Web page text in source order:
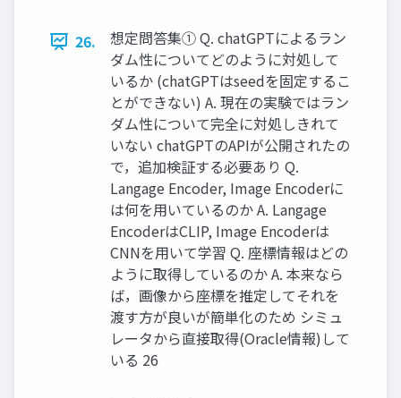
26.
想定問答集① Q. chatGPTによるラン
ダム性についてどのように対処して
いるか (chatGPTはseedを固定するこ
とができない) A. 現在の実験ではラン
ダム性について完全に対処しきれて
いない chatGPTのAPIが公開されたの
で，追加検証する必要あり Q.
Langage Encoder, Image Encoderに
は何を用いているのか A. Langage
EncoderはCLIP, Image Encoderは
CNNを用いて学習 Q. 座標情報はどの
ように取得しているのか A. 本来なら
ば，画像から座標を推定してそれを
渡す方が良いが簡単化のため シミュ
レータから直接取得(Oracle情報)して
いる 26